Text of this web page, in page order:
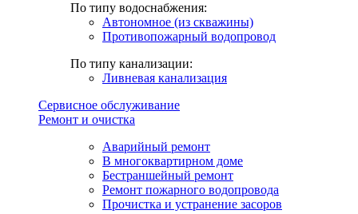
По типу водоснабжения:
Автономное (из скважины)
Противопожарный водопровод
По типу канализации:
Ливневая канализация
Сервисное обслуживание
Ремонт и очистка
Аварийный ремонт
В многоквартирном доме
Бестраншейный ремонт
Ремонт пожарного водопровода
Прочистка и устранение засоров